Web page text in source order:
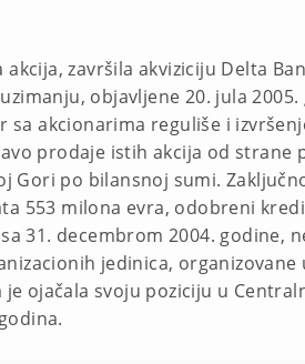
završila akviziciju Delta
objavljene 20. jula
akcionarima reguliše i
prodaje istih akcija od
Gori po bilansnoj sumi.
553 milona evra, odobreni
31. decembrom 2004. godine,
jedinica,
je ojačala svoju poziciju u